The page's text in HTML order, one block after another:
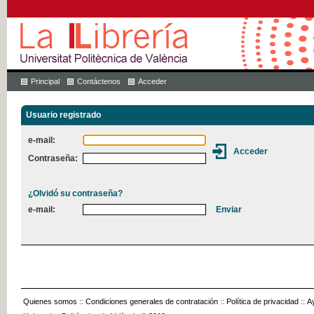
Principal Contáctenos Acceder
Usuario registrado
e-mail:
Contraseña:
¿Olvidó su contraseña?
e-mail:
Quienes somos :: Condiciones generales de contratación :: Política de privacidad ::